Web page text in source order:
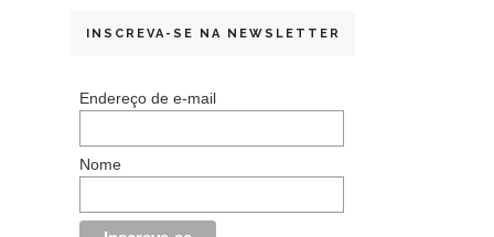
INSCREVA-SE NA NEWSLETTER
Endereço de e-mail
Nome